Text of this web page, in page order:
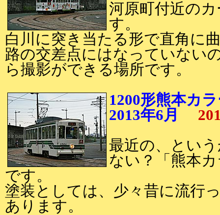
河原町付近の
す。
白川に突き当たる形で直角に
路の交差点にはなっていない
ら撮影ができる場所です。
1200形熊本カ
2013年6月
最近の、とい
ない？「熊本
です。
塗装としては、少々昔に流行
あります。